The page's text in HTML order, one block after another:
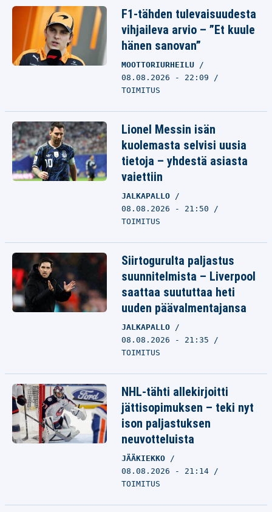
F1-tähden tulevaisuudesta
vihjaileva arvio – ”Et kuule
hänen sanovan”
MOOTTORIURHEILU
08.08.2026 - 22:09
TOIMITUS
Lionel Messin isän
kuolemasta selvisi uusia
tietoja – yhdestä asiasta
vaiettiin
JALKAPALLO
08.08.2026 - 21:50
TOIMITUS
Siirtogurulta paljastus
suunnitelmista – Liverpool
saattaa suututtaa heti
uuden päävalmentajansa
JALKAPALLO
08.08.2026 - 21:35
TOIMITUS
NHL-tähti allekirjoitti
jättisopimuksen – teki nyt
ison paljastuksen
neuvotteluista
JÄÄKIEKKO
08.08.2026 - 21:14
TOIMITUS